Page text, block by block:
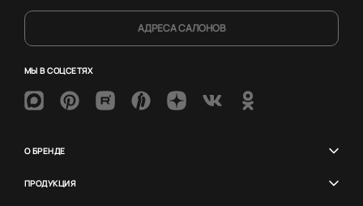
АДРЕСА САЛОНОВ
МЫ В СОЦСЕТЯХ
О БРЕНДЕ
ПРОДУКЦИЯ